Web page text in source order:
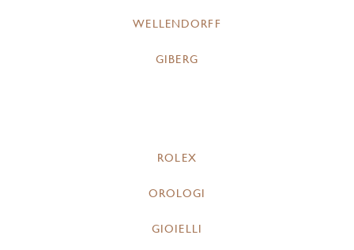
WELLENDORFF
GIBERG
ROLEX
OROLOGI
GIOIELLI